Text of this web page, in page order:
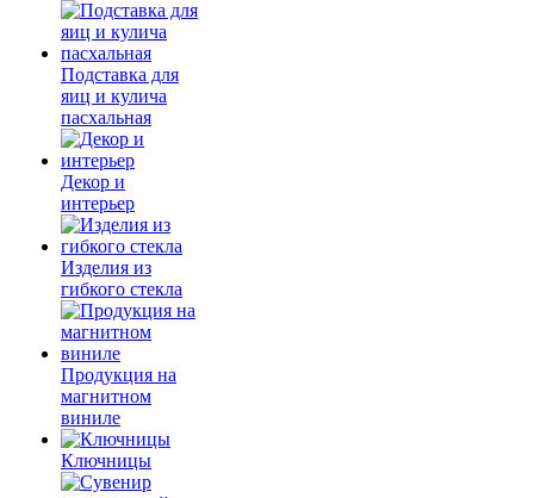
Подставка для
яиц и кулича
пасхальная
Декор и
интерьер
Изделия из
гибкого стекла
Продукция на
магнитном
виниле
Ключницы